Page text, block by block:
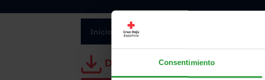
Consentimiento
Inicio Presentación institucional
Descarga el pdf